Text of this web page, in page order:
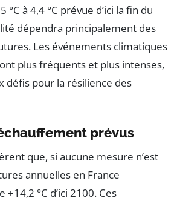
à 4,4 °C prévue d’ici la fin du
dépendra principalement des
Les événements climatiques
plus fréquents et plus intenses,
défis pour la résilience des
prévus
que, si aucune mesure n’est
annuelles en France
°C d’ici 2100. Ces